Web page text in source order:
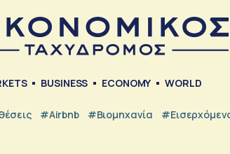
BUSINESS ECONOMY WORLD
#Airbnb #Βιομηχανία